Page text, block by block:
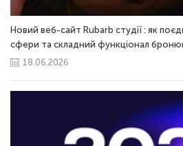
Новий веб-сайт Rubarb студії : як
сфери та складний функціонал
18.06.2026